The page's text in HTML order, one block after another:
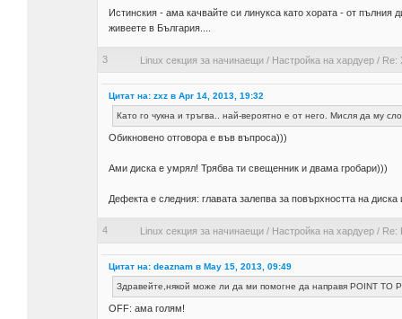
Истинския - ама качвайте си линукса като хората - от пълния
живеете в България....
3 Linux секция за начинаещи/ Настройка на хардуер/ Re:
Цитат на: zxz в Apr 14, 2013, 19:32
Като го чукна и тръгва.. най-вероятно е от него. Мисля да му
Обикновено отговора е във въпроса)))
Ами диска е умрял! Трябва ти свещенник и двама гробари)))
Дефекта е следния: главата залепва за повърхността на
4 Linux секция за начинаещи/ Настройка на хардуер/ Re:
Цитат на: deaznam в May 15, 2013, 09:49
Здравейте,някой може ли да ми помогне да направя POINT TO
OFF: ама голям!